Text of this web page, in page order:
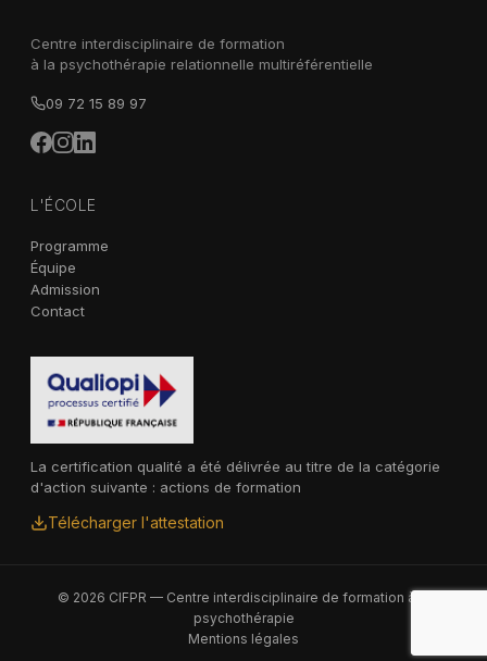
Centre interdisciplinaire de formation
à la psychothérapie relationnelle multiréférentielle
09 72 15 89 97
L'ÉCOLE
Programme
Équipe
Admission
Contact
La certification qualité a été délivrée au titre de la catégorie
d'action suivante : actions de formation
Télécharger l'attestation
© 2026 CIFPR — Centre interdisciplinaire de formation à la
psychothérapie
Mentions légales